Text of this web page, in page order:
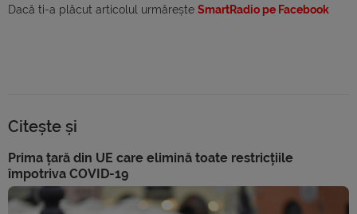
Dacă ti-a plăcut articolul urmărește SmartRadio pe Facebook
Citește și
Prima țară din UE care elimină toate restricțiile
împotriva COVID-19